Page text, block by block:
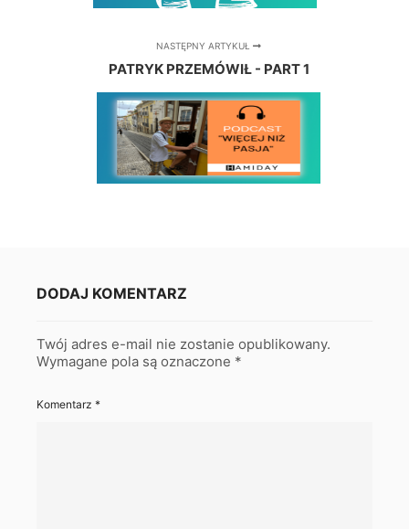
NASTĘPNY ARTYKUŁ
PATRYK PRZEMÓWIŁ - PART 1
DODAJ KOMENTARZ
Twój adres e-mail nie zostanie opublikowany.
Wymagane pola są oznaczone *
Komentarz *